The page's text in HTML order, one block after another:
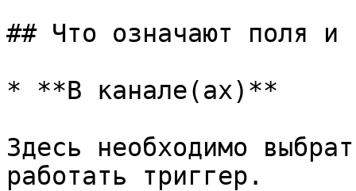
## Что означают поля и
* **В канале(ах)**
Здесь необходимо
работать триггер.